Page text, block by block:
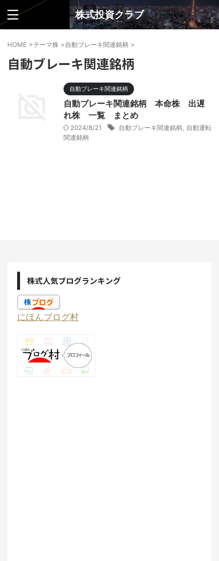
株式投資クラブ
HOME >テーマ株 >自動ブレーキ関連銘柄 >
自動ブレーキ関連銘柄
自動ブレーキ関連銘柄
自動ブレーキ関連銘柄 本命株 出遅
れ株 一覧 まとめ
2024/8/21 自動ブレーキ関連銘柄
自動運転
関連銘柄
株式人気ブログランキング
にほんブログ村